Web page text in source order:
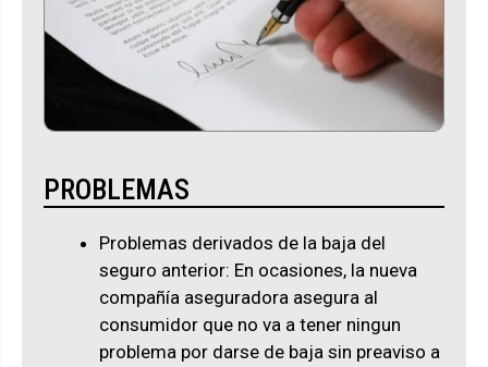
PROBLEMAS
Problemas derivados de la baja del
seguro anterior: En ocasiones, la nueva
compañía aseguradora asegura al
consumidor que no va a tener ningun
problema por darse de baja sin preaviso a